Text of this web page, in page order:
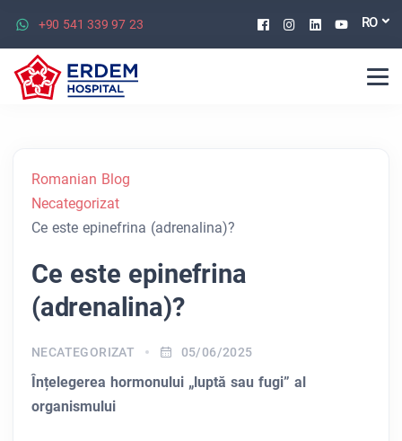
+90 541 339 97 23 Facebook
Instagram
Linkedin
RO
Romanian Blog
Necategorizat
Ce este epinefrina (adrenalina)?
Ce este epinefrina
(adrenalina)?
NECATEGORIZAT 05/06/2025
Înțelegerea hormonului „luptă sau fugi” al
organismului